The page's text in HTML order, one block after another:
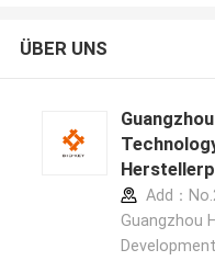
ÜBER UNS
Add：
Guangzhou